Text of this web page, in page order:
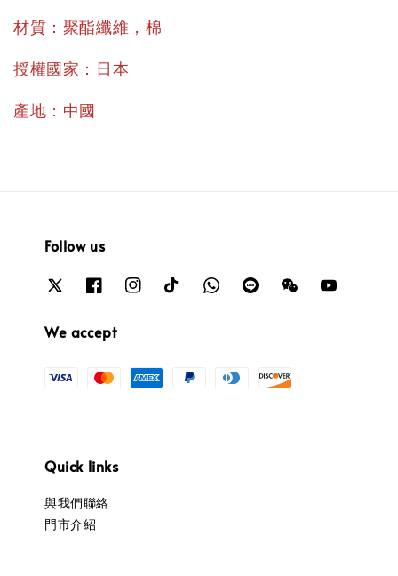
材質：聚酯纖維，棉
授權國家：日本
產地：中國
Follow us
We accept
Quick links
與我們聯絡
門市介紹